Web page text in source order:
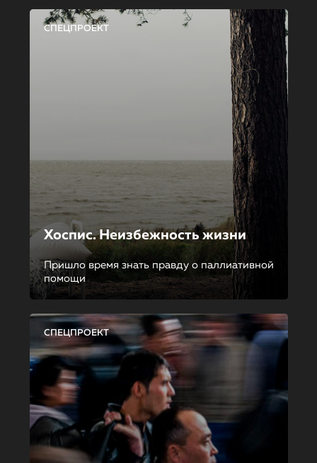
СПЕЦПРОЕКТ
Хоспис. Неизбежность жизни
Пришло время знать правду о паллиативной
помощи
СПЕЦПРОЕКТ